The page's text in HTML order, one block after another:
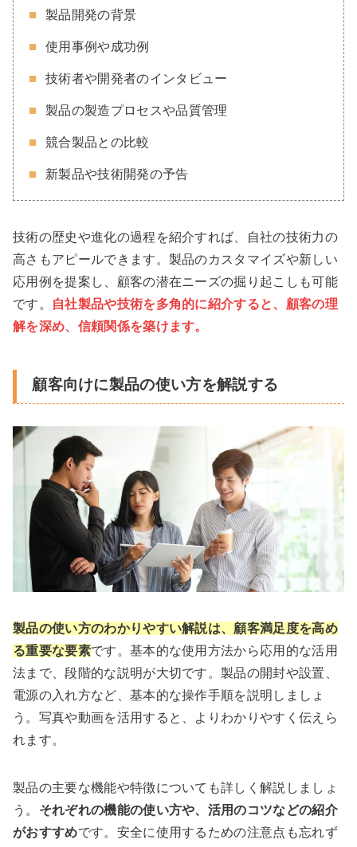
製品開発の背景
使用事例や成功例
技術者や開発者のインタビュー
製品の製造プロセスや品質管理
競合製品との比較
新製品や技術開発の予告
技術の歴史や進化の過程を紹介すれば、自社の技術力の
高さもアピールできます。製品のカスタマイズや新しい
応用例を提案し、顧客の潜在ニーズの掘り起こしも可能
です。
自社製品や技術を多角的に紹介すると、顧客の理
解を深め、信頼関係を築けます。
顧客向けに製品の使い方を解説する
製品の使い方のわかりやすい解説は、顧客満足度を高め
る重要な要素です。基本的な使用方法から応用的な活用
法まで、段階的な説明が大切です。製品の開封や設置、
電源の入れ方など、基本的な操作手順を説明しましょ
う。写真や動画を活用すると、よりわかりやすく伝えら
れます。
製品の主要な機能や特徴についても詳しく解説しましょ
う。 それぞれの機能の使い方や、活用のコツなどの紹介
がおすすめです。安全に使用するための注意点も忘れず